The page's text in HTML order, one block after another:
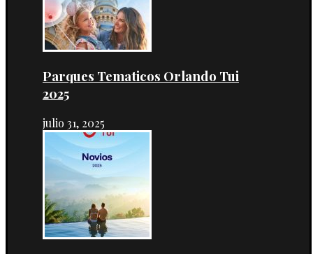
Parques Tematicos Orlando Tui
2025
julio 31, 2025